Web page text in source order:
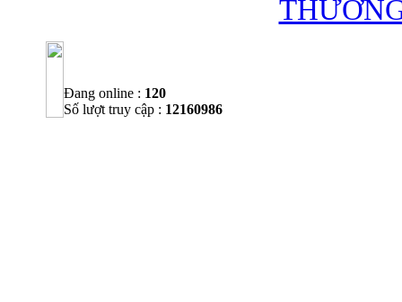
Đang online : 120
Số lượt truy cập : 12160986